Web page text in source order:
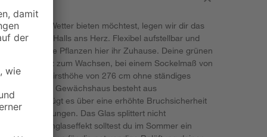
Wind und Wetter bieten möchtest, legen wir dir das
Room' von Halls ans Herz. Flexibel aufstellbar und
finden deine Pflanzen hier ihr Zuhause. Deine grünen
viel Platz zum Wachsen, bei einem Sockelmaß von
dank der Firsthöhe von 276 cm ohne ständiges
kannst. Das Gewächshaus besteht aus
verfügt es über eine erhöhte Bruchsicherheit
Das Glas splittert nicht
den Brennglaseffekt solltest du im Sommer ein